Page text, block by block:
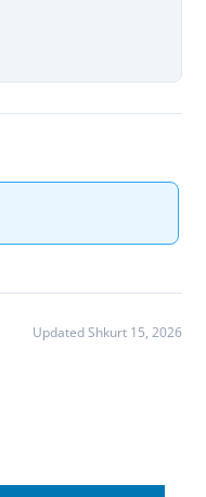
Updated Shkurt 15, 2026